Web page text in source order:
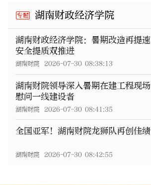
专题 湖南财政经济学院
湖南财政经济学院：暑期改造再提速
安全提质双推进
湖南财院 2026-07-30 08:38:13
湖南财院领导深入暑期在建工程现场
慰问一线建设者
湖南财院 2026-07-30 08:41:35
全国亚军！湖南财院龙狮队再创佳绩
湖南财院 2026-07-30 08:42:55